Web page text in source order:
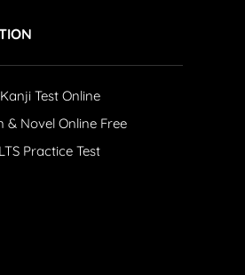
Test Online
& Novel Online Free
Practice Test